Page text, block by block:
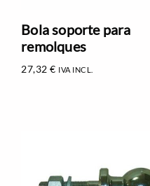
Bola soporte para
remolques
27,32€ IVA INCL.